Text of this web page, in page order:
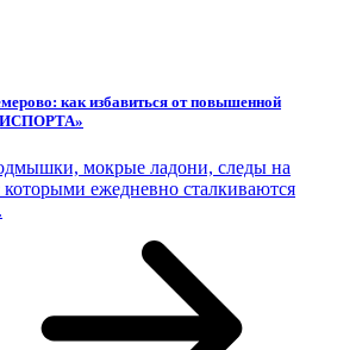
как избавиться от повышенной
мокрые ладони, следы на
ежедневно сталкиваются